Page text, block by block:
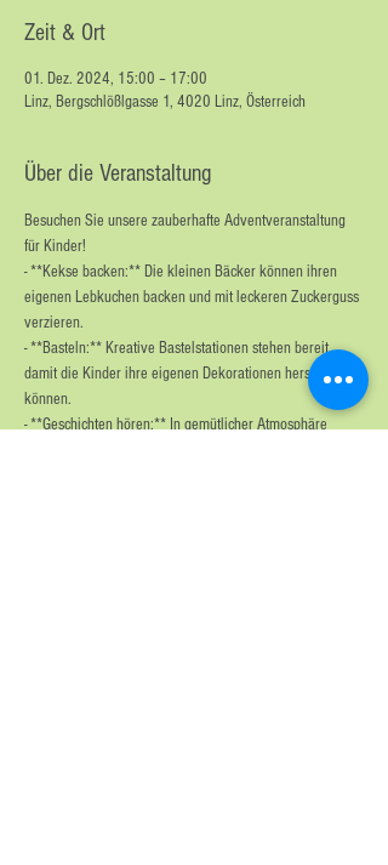
Zeit & Ort
01. Dez. 2024, 15:00 – 17:00
Linz, Bergschlößlgasse 1, 4020 Linz, Österreich
Über die Veranstaltung
Besuchen Sie unsere zauberhafte Adventveranstaltung
für Kinder!
- **Kekse backen:** Die kleinen Bäcker können ihren
eigenen Lebkuchen backen und mit leckeren Zuckerguss
verzieren.
- **Basteln:** Kreative Bastelstationen stehen bereit,
damit die Kinder ihre eigenen Dekorationen herstellen
können.
- **Geschichten hören:** In gemütlicher Atmosphäre